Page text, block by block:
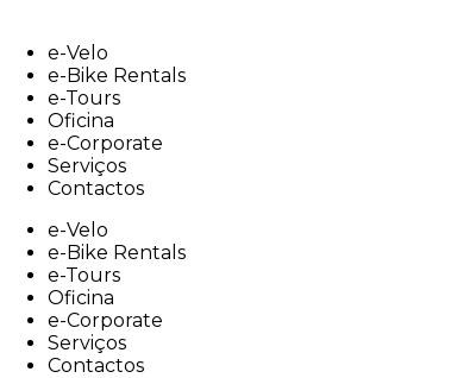
contente-Velo
e-Bike Rentals
e-Tours
Oficina
e-Corporate
Serviços
Contactos
e-Velo
e-Bike Rentals
e-Tours
Oficina
e-Corporate
Serviços
Contactos